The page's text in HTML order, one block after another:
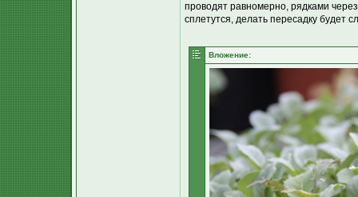
проводят равномерно, рядками
сплетутся, делать пересадку будет
Вложение: